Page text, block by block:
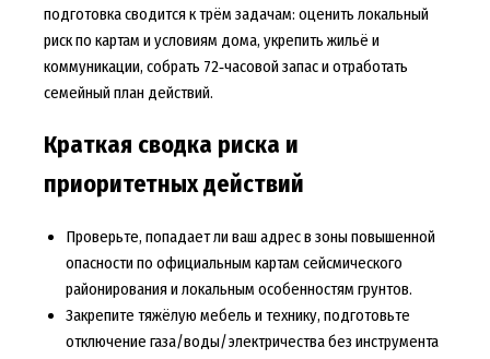
подготовка сводится к трём задачам: оценить локальный
риск по картам и условиям дома, укрепить жильё и
коммуникации, собрать 72‑часовой запас и отработать
семейный план действий.
Краткая сводка риска и
приоритетных действий
Проверьте, попадает ли ваш адрес в зоны повышенной
опасности по официальным картам сейсмического
районирования и локальным особенностям грунтов.
Закрепите тяжёлую мебель и технику, подготовьте
отключение газа/воды/электричества без инструмента